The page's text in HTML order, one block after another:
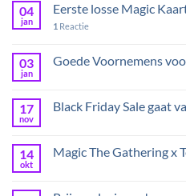
04
jan
Eerste losse Magic
1 Reactie
03
jan
Goede Voornemens
17
nov
Black Friday Sale gaat
14
okt
Magic The Gathering x